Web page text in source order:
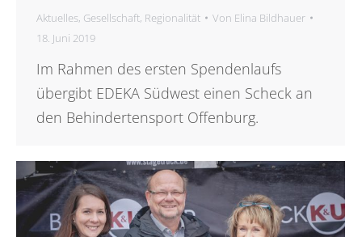
Aktuelles, Gesellschaft, Regionalität Von Elina Bildhauer
18. Juni 2019
Im Rahmen des ersten Spendenlaufs
übergibt EDEKA Südwest einen Scheck an
den Behindertensport Offenburg.